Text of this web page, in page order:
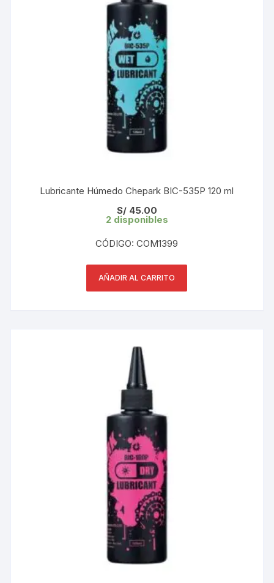
Lubricante Húmedo Chepark BIC-535P 120 ml
S/45.00
2 disponibles
CÓDIGO: COM1399
AÑADIR AL CARRITO